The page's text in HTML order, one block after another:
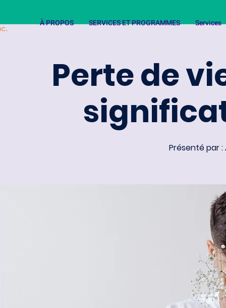
À PROPOS SERVICES ET PROGRAMMES Services
Perte de
Présenté par :